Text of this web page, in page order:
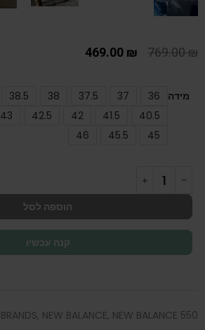
769.00₪
469.00 ₪
מידה 36
37
37.5
38
38.5
40.5
41.5
42
42.5
43
45
45.5
46
הוספה לסל
קנה עכשיו
BRANDS, NEW BALANCE, NEW BALANCE 550